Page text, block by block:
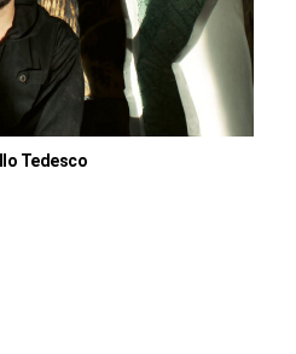
Tedesco